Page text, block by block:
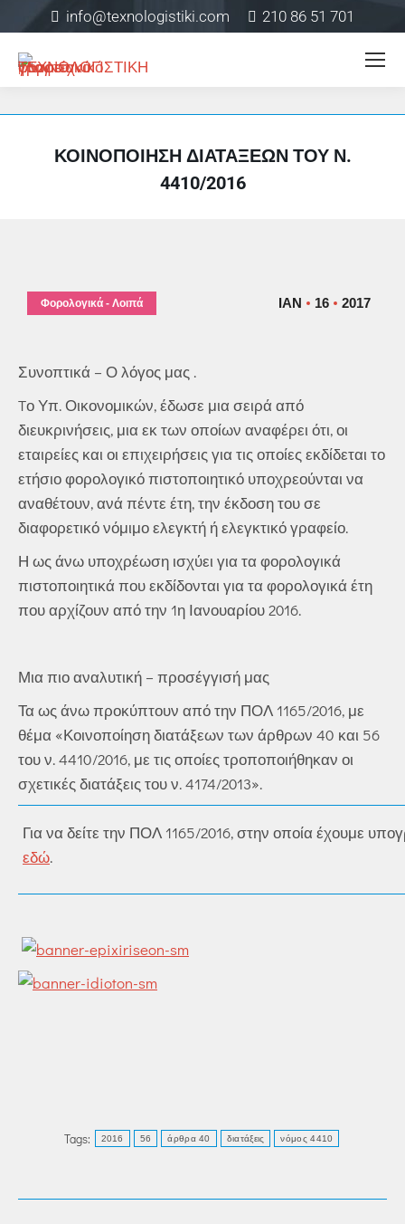
info@texnologistiki.com 210 86 51 701
ΚΟΙΝΟΠΟΊΗΣΗ ΔΙΑΤΆΞΕΩΝ ΤΟΥ Ν.
4410/2016
ΙΑΝ 16 2017
Φορολογικά - Λοιπά
Συνοπτικά – Ο λόγος μας .
Tο Υπ. Οικονομικών, έδωσε μια σειρά από
διευκρινήσεις, μια εκ των οποίων αναφέρει ότι, οι
εταιρείες και οι επιχειρήσεις για τις οποίες εκδίδεται το
ετήσιο φορολογικό πιστοποιητικό υποχρεούνται να
αναθέτουν, ανά πέντε έτη, την έκδοση του σε
διαφορετικό νόμιμο ελεγκτή ή ελεγκτικό γραφείο.
Η ως άνω υποχρέωση ισχύει για τα φορολογικά
πιστοποιητικά που εκδίδονται για τα φορολογικά έτη
που αρχίζουν από την 1η Ιανουαρίου 2016.
Μια πιο αναλυτική – προσέγγισή μας
Τα ως άνω προκύπτουν από την ΠΟΛ 1165/2016, με
θέμα «Κοινοποίηση διατάξεων των άρθρων 40 και 56
του ν. 4410/2016, με τις οποίες τροποποιήθηκαν οι
σχετικές διατάξεις του ν. 4174/2013».
Για να δείτε την ΠΟΛ 1165/2016, στην οποία έχουμε
εδώ.
Tags: 2016 56 άρθρα 40 διατάξεις νόμος 4410